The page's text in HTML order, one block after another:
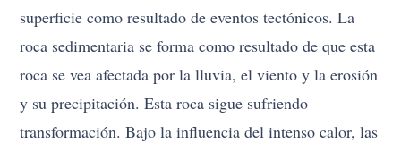
superficie como resultado de eventos tectónicos. La
roca sedimentaria se forma como resultado de que esta
roca se vea afectada por la lluvia, el viento y la erosión
y su precipitación. Esta roca sigue sufriendo
transformación. Bajo la influencia del intenso calor, las